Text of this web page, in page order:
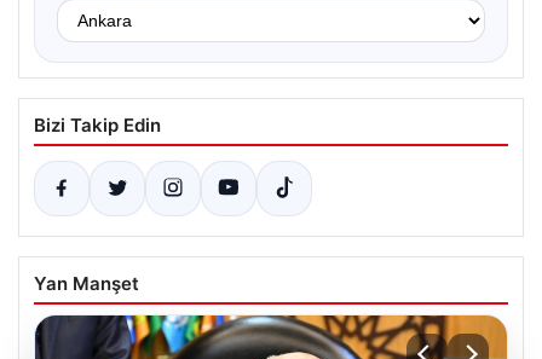
Bizi Takip Edin
Yan Manşet